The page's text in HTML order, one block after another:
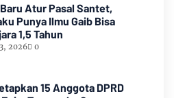
Baru Atur Pasal Santet,
Punya Ilmu Gaib Bisa
1,5 Tahun
2026 0
15 Anggota DPRD